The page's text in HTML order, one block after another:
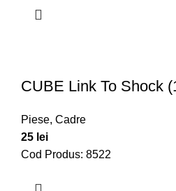
CUBE Link To Shock
Piese, Cadre
25 lei
Cod Produs: 8522